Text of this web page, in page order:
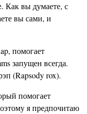
Как вы думаете, с
вы сами, и
помогает
запущен всегда.
(Rapsody rox).
помогает
я предпочитаю